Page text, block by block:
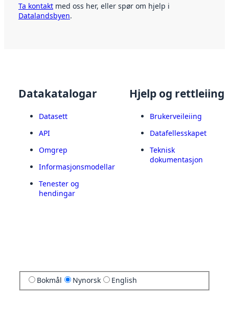
Ta kontakt med oss her, eller spør om hjelp i
Datalandsbyen.
Datakatalogar
Datasett
API
Omgrep
Informasjonsmodellar
Tenester og
hendingar
Hjelp og rettleiing
Brukerveileiing
Datafellesskapet
Teknisk
dokumentasjon
Bokmål Nynorsk English